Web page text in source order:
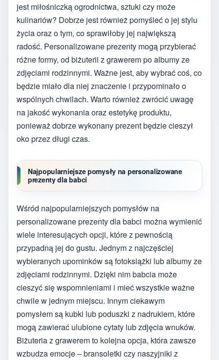
jest miłośniczką ogrodnictwa, sztuki czy może
kulinariów? Dobrze jest również pomyśleć o jej stylu
życia oraz o tym, co sprawiłoby jej największą
radość. Personalizowane prezenty mogą przybierać
różne formy, od biżuterii z grawerem po albumy ze
zdjęciami rodzinnymi. Ważne jest, aby wybrać coś, co
będzie miało dla niej znaczenie i przypominało o
wspólnych chwilach. Warto również zwrócić uwagę
na jakość wykonania oraz estetykę produktu,
ponieważ dobrze wykonany prezent będzie cieszył
oko przez długi czas.
Najpopularniejsze pomysły na personalizowane
prezenty dla babci
Wśród najpopularniejszych pomysłów na
personalizowane prezenty dla babci można wymienić
wiele interesujących opcji, które z pewnością
przypadną jej do gustu. Jednym z najczęściej
wybieranych upominków są fotoksiążki lub albumy ze
zdjęciami rodzinnymi. Dzięki nim babcia może
cieszyć się wspomnieniami i mieć wszystkie ważne
chwile w jednym miejscu. Innym ciekawym
pomysłem są kubki lub poduszki z nadrukiem, które
mogą zawierać ulubione cytaty lub zdjęcia wnuków.
Biżuteria z grawerem to kolejna opcja, która zawsze
wzbudza emocje – bransoletki czy naszyjniki z